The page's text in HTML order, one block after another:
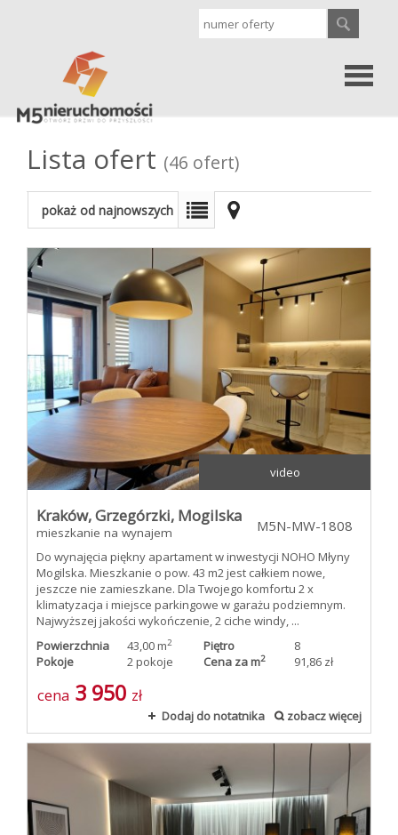
Oferty
Kup
Mieszkania
Kredyty
Lista ofert (46 ofert)
pokaż od najnowszych
video
Kraków,Grzegórzki, Mogilska
mieszkanie na wynajem M5N-MW-1808
Do wynajęcia piękny apartament w inwestycji NOHO Młyny
Mogilska. Mieszkanie o pow. 43 m2 jest całkiem nowe,
jeszcze nie zamieszkane. Dla Twojego komfortu 2 x
klimatyzacja i miejsce parkingowe w garażu podziemnym.
Najwyższej jakości wykończenie, 2 ciche windy, ...
Powierzchnia
43,00 m2 Piętro
8
Pokoje
2 pokoje Cena za m2 91,86 zł
cena 3 950 zł
Dodaj do notatnika zobacz więcej